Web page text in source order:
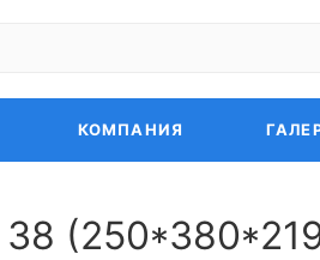
КОМПАНИЯ